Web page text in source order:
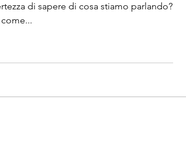
di sapere di cosa stiamo parlando?